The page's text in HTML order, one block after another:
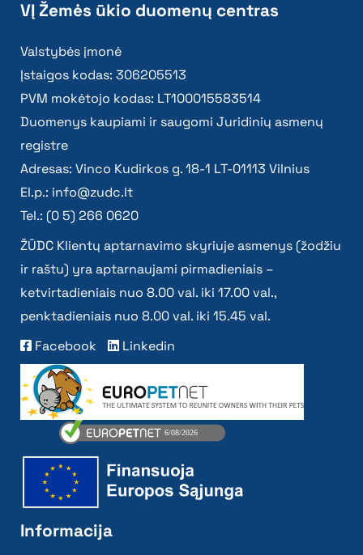
VĮ Žemės ūkio duomenų centras
Valstybės įmonė
Įstaigos kodas: 306205513
PVM mokėtojo kodas: LT100015583514
Duomenys kaupiami ir saugomi Juridinių asmenų
registre
Adresas: Vinco Kudirkos g. 18-1 LT-01113 Vilnius
El.p.: info@zudc.lt
Tel.: (0 5) 266 0620
ŽŪDC Klientų aptarnavimo skyriuje asmenys (žodžiu
ir raštu) yra aptarnaujami pirmadieniais –
ketvirtadieniais nuo 8.00 val. iki 17.00 val.,
penktadieniais nuo 8.00 val. iki 15.45 val.
Facebook
Linkedin
Informacija